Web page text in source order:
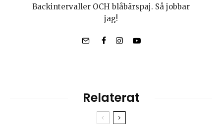
Backintervaller OCH blåbärspaj. Så jobbar
jag!
Relaterat